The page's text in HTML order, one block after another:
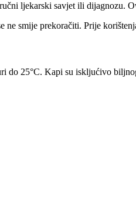
ljekarski savjet ili dijagnozu.
smije prekoračiti. Prije
do 25°C. Kapi su iskljućivo